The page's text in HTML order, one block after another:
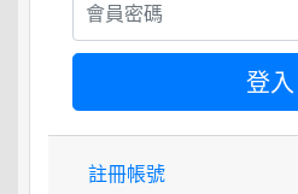
註冊帳號